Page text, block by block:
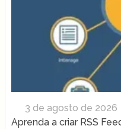
3 de agosto de 2026
Aprenda a criar RSS